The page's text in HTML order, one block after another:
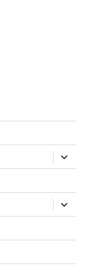
expand
child
menu
expand
child
menu